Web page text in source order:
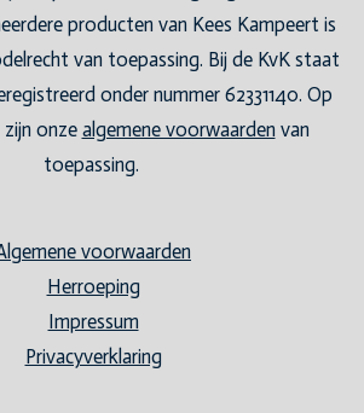
producten van Kees Kampeert is
van toepassing. Bij de KvK staat
onder nummer 62331140. Op
onze algemene voorwaarden van
toepassing.
voorwaarden
Herroeping
Impressum
Privacyverklaring